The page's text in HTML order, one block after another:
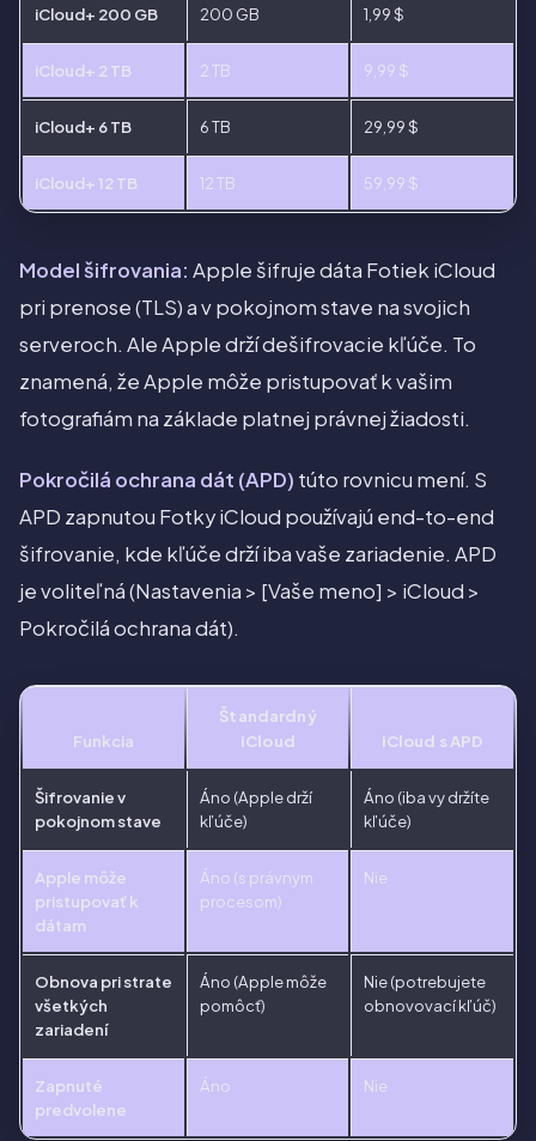
iCloud+ 200 GB 200 GB 1,99 $
iCloud+ 2 TB 2 TB 9,99 $
iCloud+ 6 TB 6 TB 29,99 $
iCloud+ 12 TB 12 TB 59,99 $
Model šifrovania: Apple šifruje dáta Fotiek iCloud
pri prenose (TLS) a v pokojnom stave na svojich
serveroch. Ale Apple drží dešifrovacie kľúče. To
znamená, že Apple môže pristupovať k vašim
fotografiám na základe platnej právnej žiadosti.
Pokročilá ochrana dát (APD) túto rovnicu mení. S
APD zapnutou Fotky iCloud používajú end-to-end
šifrovanie, kde kľúče drží iba vaše zariadenie. APD
je voliteľná (Nastavenia > [Vaše meno] > iCloud >
Pokročilá ochrana dát).
Funkcia
Štandardný
iCloud
iCloud s APD
Šifrovanie v
pokojnom stave
Áno (Apple drží
kľúče)
Áno (iba vy držíte
kľúče)
Apple môže
pristupovať k
dátam
Áno (s právnym
procesom)
Nie
Obnova pri strate
všetkých
zariadení
Áno (Apple môže
pomôcť)
Nie (potrebujete
obnovovací kľúč)
Zapnuté
predvolene
Áno Nie